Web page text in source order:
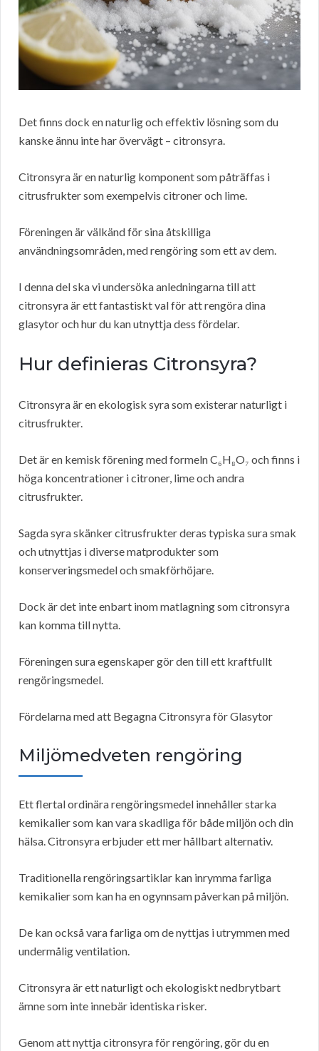
Det finns dock en naturlig och effektiv lösning som du
kanske ännu inte har övervägt – citronsyra.
Citronsyra är en naturlig komponent som påträffas i
citrusfrukter som exempelvis citroner och lime.
Föreningen är välkänd för sina åtskilliga
användningsområden, med rengöring som ett av dem.
I denna del ska vi undersöka anledningarna till att
citronsyra är ett fantastiskt val för att rengöra dina
glasytor och hur du kan utnyttja dess fördelar.
Hur definieras Citronsyra?
Citronsyra är en ekologisk syra som existerar naturligt i
citrusfrukter.
Det är en kemisk förening med formeln C₆H₈O₇ och finns i
höga koncentrationer i citroner, lime och andra
citrusfrukter.
Sagda syra skänker citrusfrukter deras typiska sura smak
och utnyttjas i diverse matprodukter som
konserveringsmedel och smakförhöjare.
Dock är det inte enbart inom matlagning som citronsyra
kan komma till nytta.
Föreningen sura egenskaper gör den till ett kraftfullt
rengöringsmedel.
Fördelarna med att Begagna Citronsyra för Glasytor
Miljömedveten rengöring
Ett flertal ordinära rengöringsmedel innehåller starka
kemikalier som kan vara skadliga för både miljön och din
hälsa. Citronsyra erbjuder ett mer hållbart alternativ.
Traditionella rengöringsartiklar kan inrymma farliga
kemikalier som kan ha en ogynnsam påverkan på miljön.
De kan också vara farliga om de nyttjas i utrymmen med
undermålig ventilation.
Citronsyra är ett naturligt och ekologiskt nedbrytbart
ämne som inte innebär identiska risker.
Genom att nyttja citronsyra för rengöring, gör du en